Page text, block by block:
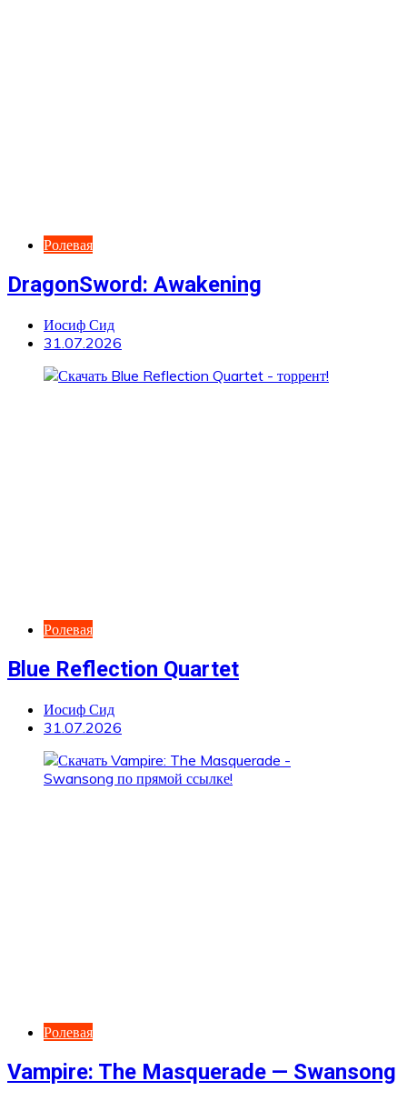
Ролевая
DragonSword: Awakening
Иосиф Сид
31.07.2026
Ролевая
Blue Reflection Quartet
Иосиф Сид
31.07.2026
Ролевая
Vampire: The Masquerade — Swansong